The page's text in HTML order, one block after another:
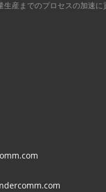
生産までのプロセスの加速に